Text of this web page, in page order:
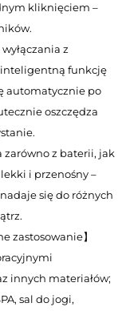
kliknięciem –
z
inteligentną funkcję
automatycznie po
oszczędza
zarówno z baterii, jak
lekki i przenośny –
się do różnych
zastosowanie】
innych materiałów;
sal do jogi,